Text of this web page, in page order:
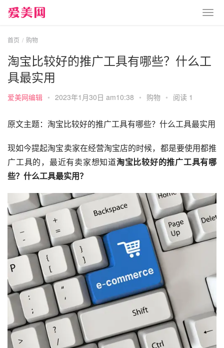
首页 购物
淘宝比较好的推广工具有哪些？什么工
具最实用
爱美网编辑 • 2023年1月30日 am10:38 • 购物 • 阅读 1
原文主题：淘宝比较好的推广工具有哪些？什么工具最实用
现如今提起淘宝卖家在经营淘宝店的时候，都是要使用都推
广工具的，最近有卖家想知道淘宝比较好的推广工具有哪
些？什么工具最实用？